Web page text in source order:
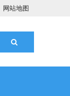
网站地图